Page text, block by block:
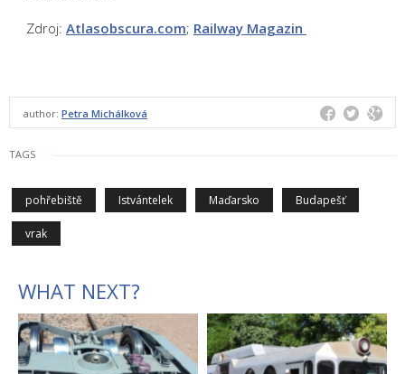
Zdroj: Atlasobscura.com; Railway Magazin
author: Petra Michálková
TAGS
pohřebiště Istvántelek Maďarsko Budapešť
vrak
WHAT NEXT?